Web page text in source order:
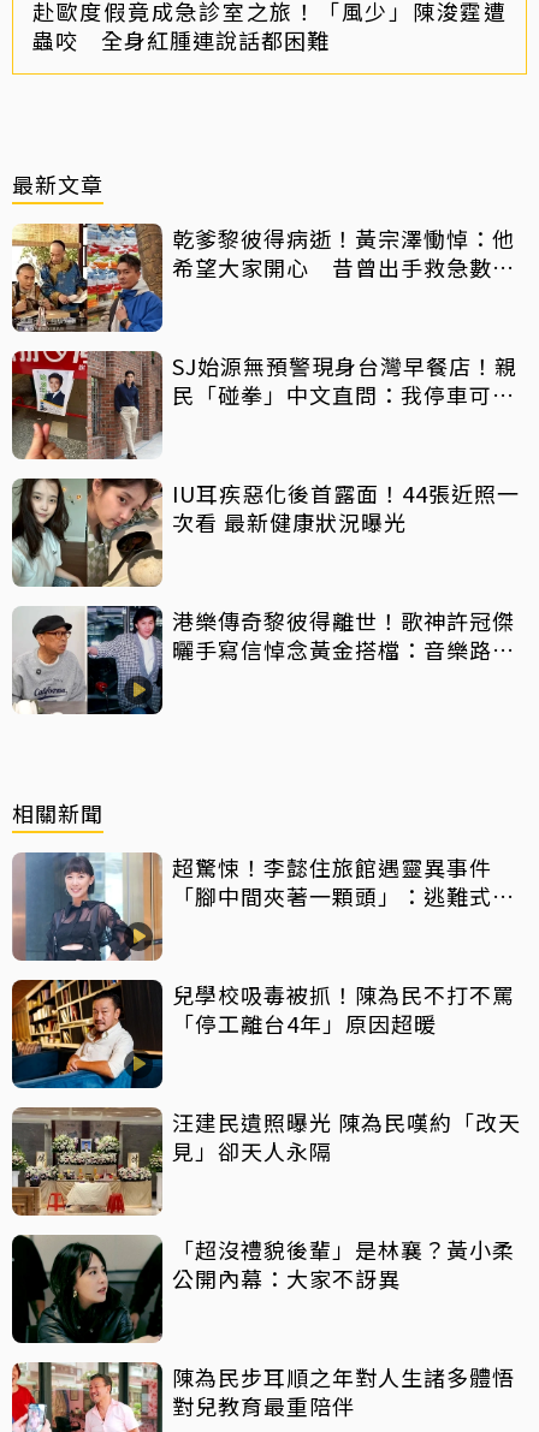
赴歐度假竟成急診室之旅！「風少」陳浚霆遭
蟲咬 全身紅腫連說話都困難
最新文章
乾爹黎彼得病逝！黃宗澤慟悼：他
希望大家開心 昔曾出手救急數十
SJ始源無預警現身台灣早餐店！親
民「碰拳」中文直問：我停車可以
IU耳疾惡化後首露面！44張近照一
次看 最新健康狀況曝光
港樂傳奇黎彼得離世！歌神許冠傑
曬手寫信悼念黃金搭檔：音樂路上
相關新聞
超驚悚！李懿住旅館遇靈異事件
「腳中間夾著一顆頭」：逃難式退
兒學校吸毒被抓！陳為民不打不罵
「停工離台4年」原因超暖
汪建民遺照曝光 陳為民嘆約「改天
見」卻天人永隔
「超沒禮貌後輩」是林襄？黃小柔
公開內幕：大家不訝異
陳為民步耳順之年對人生諸多體悟
對兒教育最重陪伴